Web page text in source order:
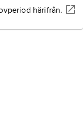
härifrån.